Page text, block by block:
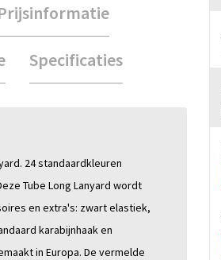
Specificaties
24 standaardkleuren
Tube Long Lanyard wordt
en extra's: zwart elastiek,
karabijnhaak en
in Europa. De vermelde